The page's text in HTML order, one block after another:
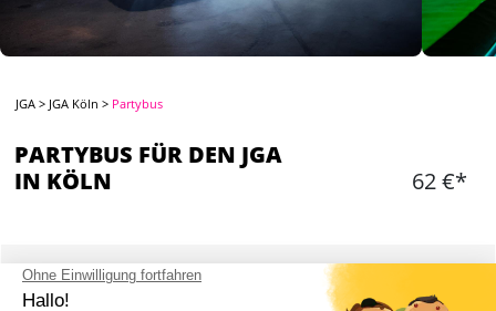
JGA > JGA Köln > Partybus
PARTYBUS FÜR DEN JGA
IN KÖLN
62 €*